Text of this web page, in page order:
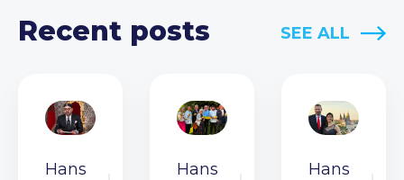
Recent posts SEE ALL
Hans
Hans
Hans